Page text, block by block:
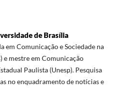
de Brasília
em Comunicação e Sociedade na
e mestre em Comunicação
Paulista (Unesp). Pesquisa
no enquadramento de notícias e